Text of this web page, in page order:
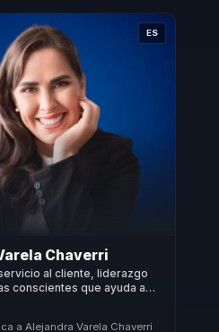
ES
Chaverri
al cliente, liderazgo
conscientes que ayuda a
cultura interna en
a Alejandra Varela Chaverri